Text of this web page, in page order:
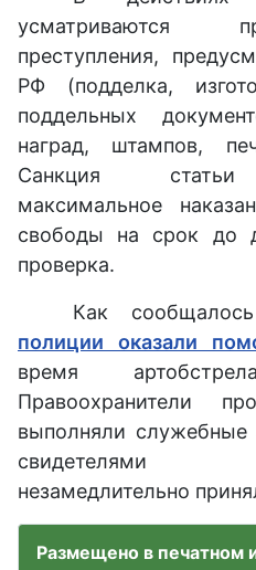
усматриваются
преступления,
РФ (подделка,
поддельных
наград, штампов,
Санкция статьи
максимальное
свободы на срок до
проверка.
Как
полиции оказали
время
Правоохранители
выполняли служебные
свидетелями
незамедлительно
Размещено в печатном